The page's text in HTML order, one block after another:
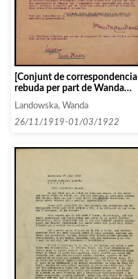
[Conjunt de correspondencia
rebuda per part de Wanda
Landowska, Wanda
26/11/1919-01/03/1922